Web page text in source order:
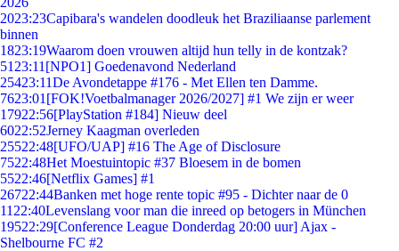
2023:23Capibara's wandelen doodleuk het Braziliaanse parlement
binnen
1823:19Waarom doen vrouwen altijd hun telly in de kontzak?
51 23:11 [NPO1] Goedenavond Nederland
25423:11De Avondetappe #176 - Met Ellen ten Damme.
7623:01 [FOK!Voetbalmanager 2026/2027] #1 We zijn er weer
17922:56[PlayStation #184] Nieuw deel
6022:52Jerney Kaagman overleden
25522:48[UFO/UAP] #16 The Age of Disclosure
7522:48Het Moestuintopic #37 Bloesem in de bomen
5522:46[Netflix Games] #1
26722:44Banken met hoge rente topic #95 - Dichter naar de 0
11 22:40Levenslang voor man die inreed op betogers in München
19522:29[Conference League Donderdag 20:00 uur] Ajax -
Shelbourne FC #2